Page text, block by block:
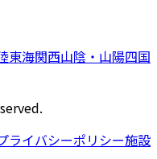
東海関西山陰・山陽四国
ライバシーポリシー施設